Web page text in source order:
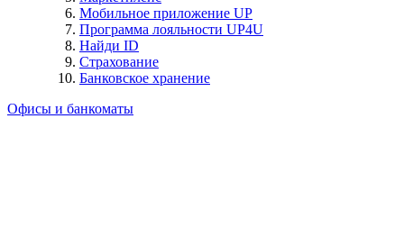
Мобильное приложение UP
Программа лояльности UP4U
Найди ID
Страхование
Банковское хранение
Офисы и банкоматы